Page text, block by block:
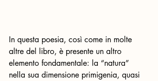
In questa poesia, così come in molte
altre del libro, è presente un altro
elemento fondamentale: la “natura”
nella sua dimensione primigenia, quasi